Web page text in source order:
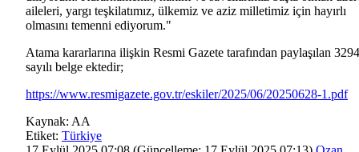
aileleri, yargı teşkilatımız, ülkemiz ve aziz milletimiz için hayırlı
olmasını temenni ediyorum."
Atama kararlarına ilişkin Resmi Gazete tarafından paylaşılan
sayılı belge ektedir;
https://www.resmigazete.gov.tr/eskiler/2025/06/20250628-1.pdf
Kaynak: AA
Etiket: Türkiye